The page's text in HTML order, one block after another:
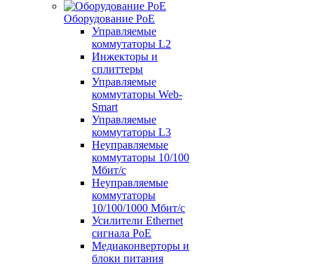
Оборудование PoE
Управляемые
коммутаторы L2
Инжекторы и
сплиттеры
Управляемые
коммутаторы Web-
Smart
Управляемые
коммутаторы L3
Неуправляемые
коммутаторы 10/100
Мбит/с
Неуправляемые
коммутаторы
10/100/1000 Мбит/с
Усилители Ethernet
сигнала PoE
Медиаконверторы и
блоки питания